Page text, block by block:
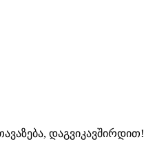
დაგვიკავშირდით!